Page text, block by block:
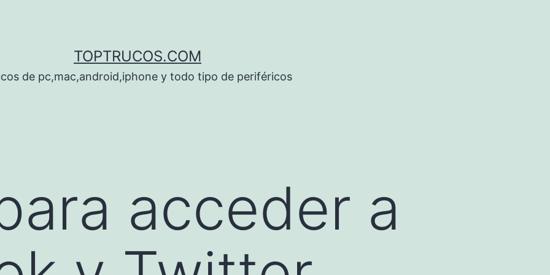
TOPTRUCOS.COM
de pc,mac,android,iphone y todo tipo de periféricos
acceder a